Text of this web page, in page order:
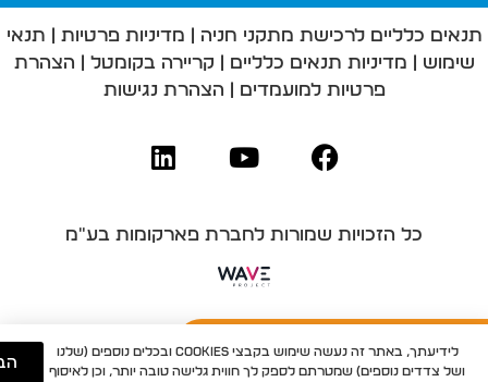
תנאים כלליים לרכישת מתקני חניה מדיניות פרטיות| תנאי
שימוש
מדיניות תנאים כלליים קריירה בקומטל| הצהרת
פרטיות למועמדים
הצהרת נגישות
כל הזכויות שמורות לחברת פארקומות בע"מ
לידיעתך, באתר זה נעשה שימוש בקבצי Cookies ובכלים נוספים (שלנו
ושל צדדים נוספים) שמטרתם לספק לך חווית גלישה טובה יותר, וכן לאיסוף